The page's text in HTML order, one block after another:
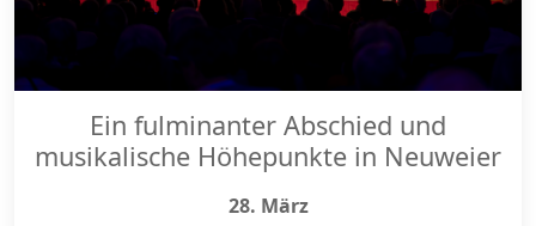
Ein fulminanter Abschied und
musikalische Höhepunkte in Neuweier
28. März